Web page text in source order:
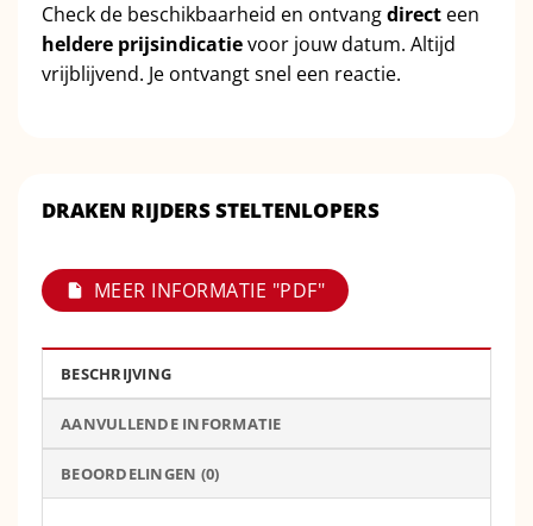
Check de beschikbaarheid en ontvangdirect een
heldere prijsindicatievoor jouw datum. Altijd
vrijblijvend. Je ontvangt snel een reactie.
DRAKEN RIJDERS STELTENLOPERS
MEER INFORMATIE "PDF"
BESCHRIJVING
AANVULLENDE INFORMATIE
BEOORDELINGEN (0)